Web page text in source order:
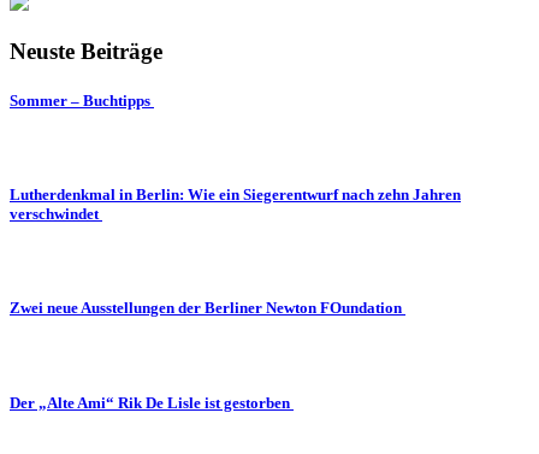
Neuste Beiträge
Sommer – Buchtipps
Lutherdenkmal in Berlin: Wie ein Siegerentwurf nach zehn Jahren
verschwindet
Zwei neue Ausstellungen der Berliner Newton FOundation
Der „Alte Ami“ Rik De Lisle ist gestorben